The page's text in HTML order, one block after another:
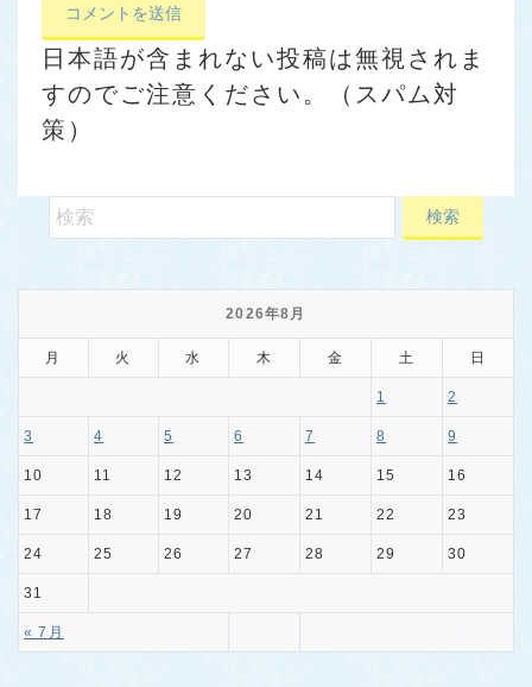
日本語が含まれない投稿は無視されま
すのでご注意ください。（スパム対
策）
2026年8月
月 火 水 木 金 土 日
« 7月
1 2
3 4 5 6 7 8 9
10 11 12 13 14 15 16
17 18 19 20 21 22 23
24 25 26 27 28 29 30
31